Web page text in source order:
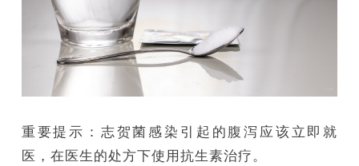
重要提示：志贺菌感染引起的腹泻应该立即就
医，在医生的处方下使用抗生素治疗。